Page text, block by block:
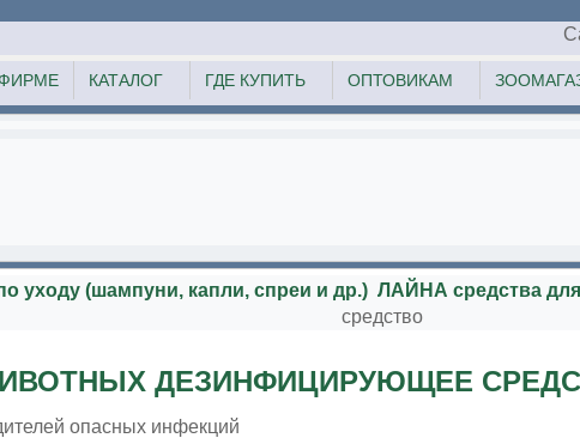
ОПТОВИКАМ
ГДЕ КУПИТЬ
КАТАЛОГ
уходу (шампуни, капли, спреи и др.) ЛАЙНА средства
средство
ДЕЗИНФИЦИРУЮЩЕЕ
опасных инфекций